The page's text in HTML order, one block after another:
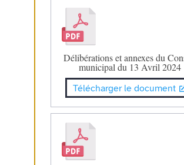
Délibérations et annexes du
municipal du 13 Avril 2024
Télécharger le document